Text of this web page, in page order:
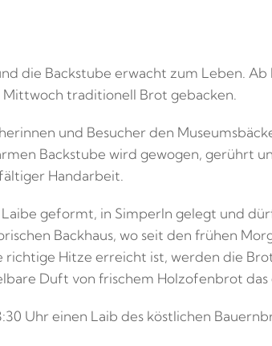
die Backstube erwacht zum Leben.
traditionell Brot gebacken.
und Besucher den
Backstube wird gewogen, gerührt
Handarbeit.
geformt, in Simperln gelegt und
Backhaus, wo seit den frühen
Hitze erreicht ist, werden die
Duft von frischem Holzofenbrot das
Uhr einen Laib des köstlichen